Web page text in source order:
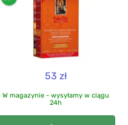
53 zł
W magazynie - wysyłamy w ciągu
24h